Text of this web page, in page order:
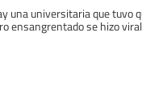
una universitaria que tuvo
ensangrentado se hizo